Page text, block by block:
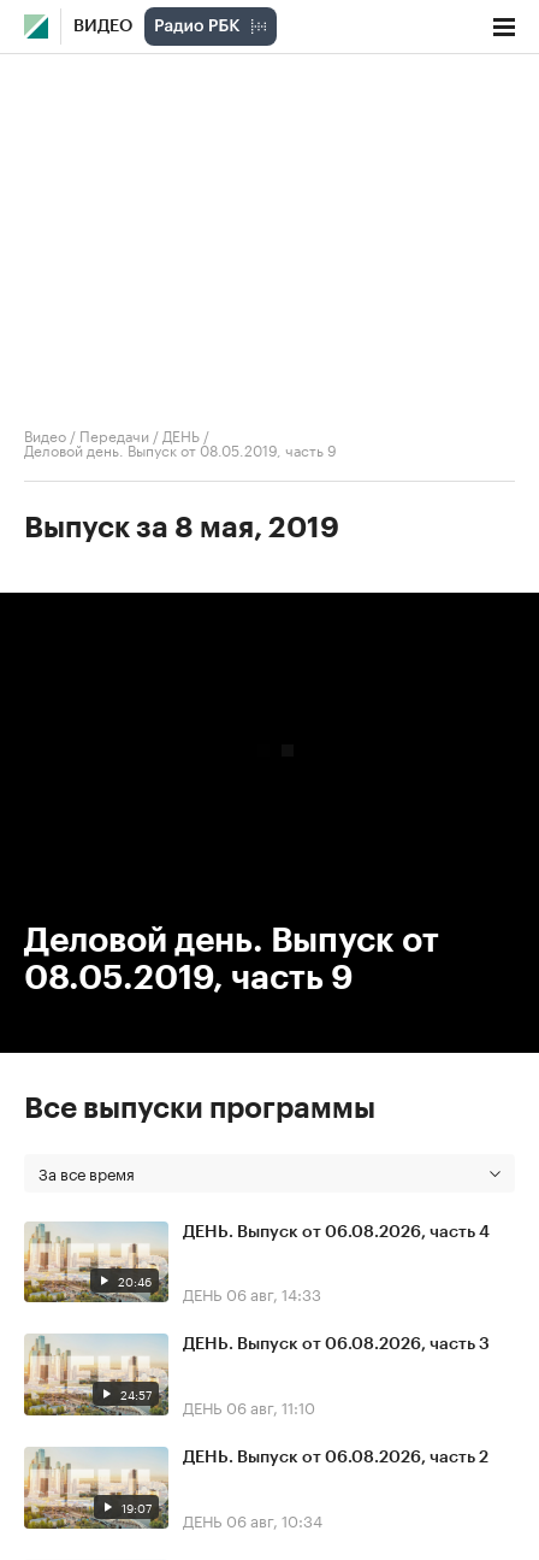
ВИДЕО
Видео / Передачи / ДЕНЬ /
Деловой день. Выпуск от 08.05.2019, часть 9
Выпуск за 8 мая, 2019
Деловой день. Выпуск от
08.05.2019, часть 9
Все выпуски программы
За все время
20:46
ДЕНЬ. Выпуск от 06.08.2026, часть 4
ДЕНЬ 06 авг, 14:33
24:57
ДЕНЬ. Выпуск от 06.08.2026, часть 3
ДЕНЬ 06 авг, 11:10
19:07
ДЕНЬ. Выпуск от 06.08.2026, часть 2
ДЕНЬ 06 авг, 10:34